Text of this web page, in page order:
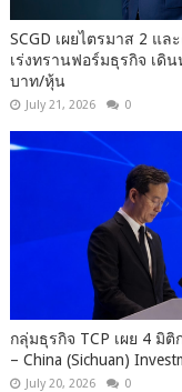
SCGD เผยไตรมาส 2 แ
เร่งทรานฟอร์มธุรกิจ เดิ
บาท/หุ้น
July 21, 2026 0
กลุ่มธุรกิจ TCP เผย 4 มิ
– China (Sichuan)
July 20, 2026 0